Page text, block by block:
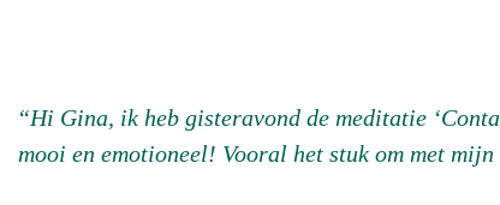
“Hi Gina, ik heb gisteravond de meditatie
mooi en emotioneel! Vooral het stuk om met